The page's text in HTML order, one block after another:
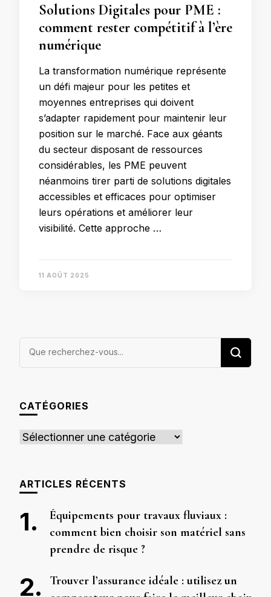
Solutions Digitales pour PME :
comment rester compétitif à l’ère
numérique
La transformation numérique représente
un défi majeur pour les petites et
moyennes entreprises qui doivent
s’adapter rapidement pour maintenir leur
position sur le marché. Face aux géants
du secteur disposant de ressources
considérables, les PME peuvent
néanmoins tirer parti de solutions digitales
accessibles et efficaces pour optimiser
leurs opérations et améliorer leur
visibilité. Cette approche …
11 AOÛT 2025
Vous
CATÉGORIES
Catégories
ARTICLES RÉCENTS
Équipements pour travaux fluviaux :
comment bien choisir son matériel sans
prendre de risque ?
Trouver l’assurance idéale : utilisez un